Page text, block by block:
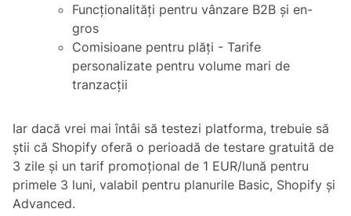
Funcționalități pentru vânzare B2B și en-
gros
Comisioane pentru plăți - Tarife
personalizate pentru volume mari de
tranzacții
Iar dacă vrei mai întâi să testezi platforma, trebuie să
știi că Shopify oferă o perioadă de testare gratuită de
3 zile și un tarif promoțional de 1 EUR/lună pentru
primele 3 luni, valabil pentru planurile Basic, Shopify și
Advanced.